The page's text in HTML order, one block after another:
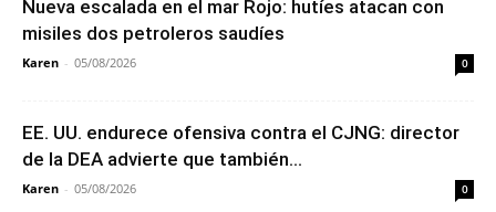
Nueva escalada en el mar Rojo: hutíes atacan con
misiles dos petroleros saudíes
Karen - 05/08/2026 0
EE. UU. endurece ofensiva contra el CJNG: director
de la DEA advierte que también...
Karen - 05/08/2026 0